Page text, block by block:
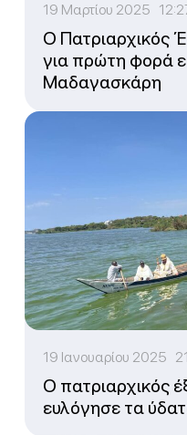
19 Μαρτίου 2025
Ο Πατριαρχικός
για πρώτη φορά
Μαδαγασκάρη
19 Ιανουαρίου 2025
Ο πατριαρχικός
ευλόγησε τα